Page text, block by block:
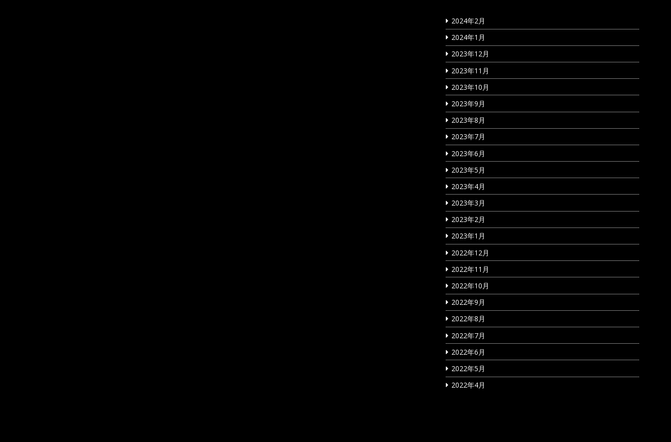
2024年2月
2024年1月
2023年12月
2023年11月
2023年10月
2023年9月
2023年8月
2023年7月
2023年6月
2023年5月
2023年4月
2023年3月
2023年2月
2023年1月
2022年12月
2022年11月
2022年10月
2022年9月
2022年8月
2022年7月
2022年6月
2022年5月
2022年4月